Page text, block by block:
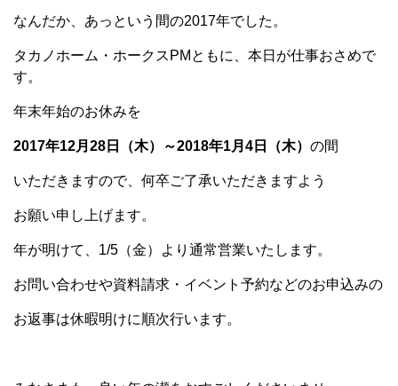
なんだか、あっという間の2017年でした。
タカノホーム・ホークスPMともに、本日が仕事おさめで
す。
年末年始のお休みを
2017年12月28日（木）～2018年1月4日（木） の間
いただきますので、何卒ご了承いただきますよう
お願い申し上げます。
年が明けて、1/5（金）より通常営業いたします。
お問い合わせや資料請求・イベント予約などのお申込みの
お返事は休暇明けに順次行います。